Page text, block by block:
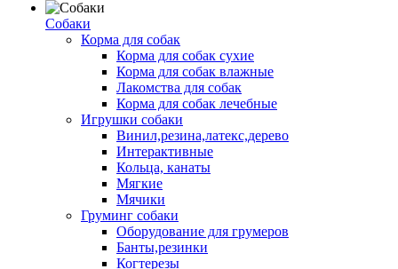
Собаки
Корма для собак
Корма для собак сухие
Корма для собак влажные
Лакомства для собак
Корма для собак лечебные
Игрушки собаки
Винил,резина,латекс,дерево
Интерактивные
Кольца, канаты
Мягкие
Мячики
Груминг собаки
Оборудование для грумеров
Банты,резинки
Когтерезы